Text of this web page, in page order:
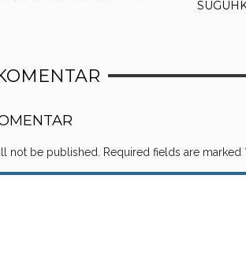
not be published. Required fields are marked